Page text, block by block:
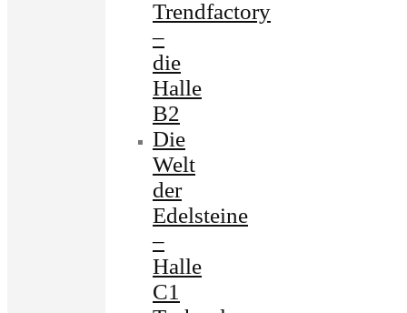
Trendfactory
–
die
Halle
B2
Die
Welt
der
Edelsteine
–
Halle
C1